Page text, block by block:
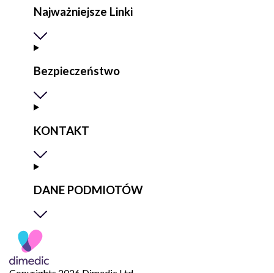
Najważniejsze Linki
Bezpieczeństwo
KONTAKT
DANE PODMIOTÓW